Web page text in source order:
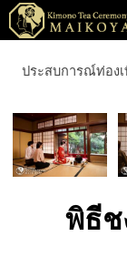
ประสบการณ์ท่อง
พิธีช